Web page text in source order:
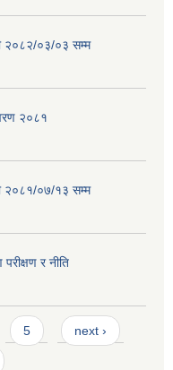
२०८२/०३/०३ सम्म
२०८१
२०८१/०७/१३ सम्म
र नीति
5 next ›